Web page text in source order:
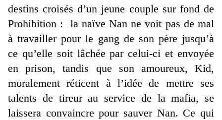
destins croisés d’un jeune couple sur fond de
Prohibition : la naïve Nan ne voit pas de mal
à travailler pour le gang de son père jusqu’à
ce qu’elle soit lâchée par celui-ci et envoyée
en prison, tandis que son amoureux, Kid,
moralement réticent à l’idée de mettre ses
talents de tireur au service de la mafia, se
laissera convaincre pour sauver Nan. Ce qui